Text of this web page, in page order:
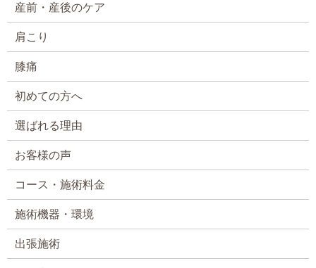
産前・産後のケア
肩こり
膝痛
初めての方へ
選ばれる理由
お客様の声
コース・施術料金
施術機器・環境
出張施術